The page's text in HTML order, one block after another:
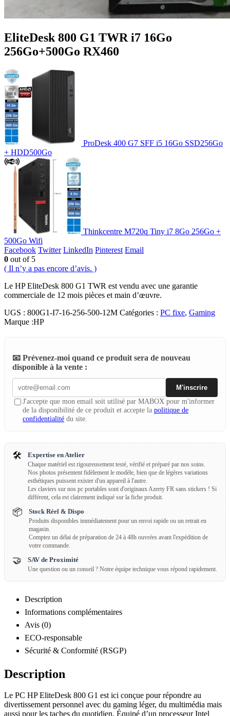
EliteDesk 800 G1 TWR i7 16Go
256Go+500Go RX460
ProDesk 400 G7 SFF i5 16Go SSD256Go
+ HDD500Go
Thinkcentre M720q Tiny i7 8Go 256Go +
500Go Wifi
Facebook Twitter LinkedIn Pinterest Email
0 out of 5
( Il n’y a pas encore d’avis. )
Le HP EliteDesk 800 G1 TWR est vendu avec une garantie
commerciale de 12 mois pièces et main d’œuvre.
UGS : 800G1-I7-16-256-500-12M Catégories : PC fixe, Gaming
Marque :HP
📧 Prévenez-moi quand ce produit sera de nouveau
disponible à la vente :
M'inscrire
J'accepte que mon email soit utilisé par MABOX pour m'informer
de la disponibilité de ce produit et accepte la politique de
confidentialité du site.
🛠️ Expertise en Atelier
Chaque matériel est rigoureusement testé, vérifié et préparé par nos soins.
Nos photos présentent fidèlement le modèle, bien que de légères variations
esthétiques puissent exister d'un appareil à l'autre.
Les claviers sur nos pc portables sont d'originaux Azerty FR sans stickers ! Si
différent, cela est clairement indiqué sur la fiche produit.
📦 Stock Réel & Dispo
Produits disponibles immédiatement pour un envoi rapide ou un retrait en
magasin.
Comptez un délai de préparation de 24 à 48h ouvrées avant l'expédition de
votre commande.
🤝 SAV de Proximité
Une question ou un conseil ? Notre équipe technique vous répond rapidement.
Description
Informations complémentaires
Avis (0)
ECO-responsable
Sécurité & Conformité (RSGP)
Description
Le PC HP EliteDesk 800 G1 est ici conçue pour répondre au
divertissement personnel avec du gaming léger, du multimédia mais
aussi pour les taches du quotidien. Équipé d’un processeur Intel